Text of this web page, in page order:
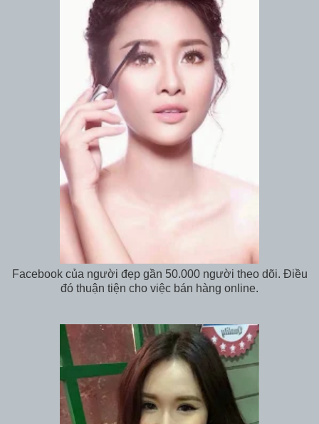
Facebook của người đẹp gần 50.000 người theo dõi. Điều
đó thuận tiện cho việc bán hàng online.